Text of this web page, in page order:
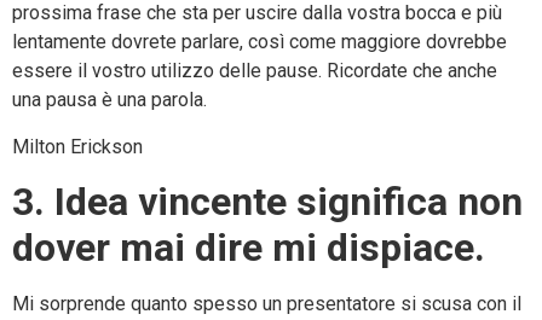
prossima frase che sta per uscire dalla vostra bocca e più
lentamente dovrete parlare, così come maggiore dovrebbe
essere il vostro utilizzo delle pause. Ricordate che anche
una pausa è una parola.
Milton Erickson
3. Idea vincente significa non
dover mai dire mi dispiace.
Mi sorprende quanto spesso un presentatore si scusa con il